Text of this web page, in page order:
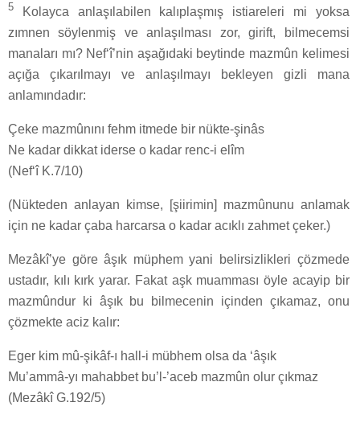
5 Kolayca anlaşılabilen kalıplaşmış istiareleri mi yoksa
zımnen söylenmiş ve anlaşılması zor, girift, bilmecemsi
manaları mı? Nef‘î’nin aşağıdaki beytinde mazmûn kelimesi
açığa çıkarılmayı ve anlaşılmayı bekleyen gizli mana
anlamındadır:
Çeke mazmûnını fehm itmede bir nükte-şinâs
Ne kadar dikkat iderse o kadar renc-i elîm
(Nef‘î K.7/10)
(Nükteden anlayan kimse, [şiirimin] mazmûnunu anlamak
için ne kadar çaba harcarsa o kadar acıklı zahmet çeker.)
Mezâkî’ye göre âşık müphem yani belirsizlikleri çözmede
ustadır, kılı kırk yarar. Fakat aşk muamması öyle acayip bir
mazmûndur ki âşık bu bilmecenin içinden çıkamaz, onu
çözmekte aciz kalır:
Eger kim mû-şikâf-ı hall-i mübhem olsa da ‘âşık
Mu’ammâ-yı mahabbet bu’l-’aceb mazmûn olur çıkmaz
(Mezâkî G.192/5)